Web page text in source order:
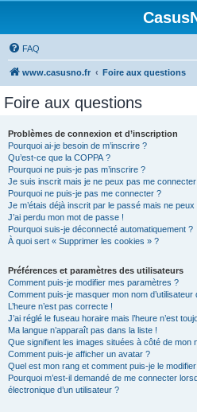
FAQ
www.casusno.fr Foire aux questions
Foire aux questions
Problèmes de connexion et d’inscription
Pourquoi ai-je besoin de m’inscrire ?
Qu’est-ce que la COPPA ?
Pourquoi ne puis-je pas m’inscrire ?
Je suis inscrit mais je ne peux pas me connecter
Pourquoi ne puis-je pas me connecter ?
Je m’étais déjà inscrit par le passé mais ne
J’ai perdu mon mot de passe !
Pourquoi suis-je déconnecté automatiquement ?
À quoi sert « Supprimer les cookies » ?
Préférences et paramètres des utilisateurs
Comment puis-je modifier mes paramètres ?
Comment puis-je masquer mon nom
L’heure n’est pas correcte !
J’ai réglé le fuseau horaire mais l’heure n’est
Ma langue n’apparaît pas dans la liste !
Que signifient les images situées à côté de mon
Comment puis-je afficher un avatar ?
Quel est mon rang et comment puis-je le
Pourquoi m’est-il demandé de me connecter
électronique d’un utilisateur ?